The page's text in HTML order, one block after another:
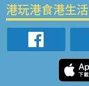
港玩港食港生活